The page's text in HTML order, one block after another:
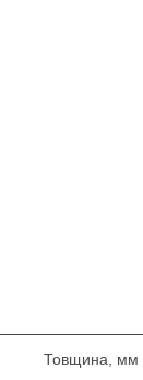
Товщина, мм